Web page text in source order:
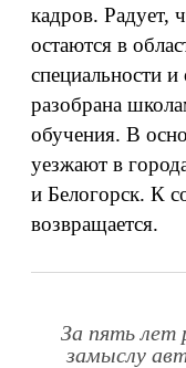
кадров. Радует,
остаются в
специальности
разобрана
обучения. В
уезжают в
и Белогорск. К
возвращается.
За пять лет
замыслу